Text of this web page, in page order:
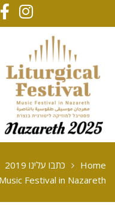
Home
כתבו עלינו 2019
Festival in Nazareth"